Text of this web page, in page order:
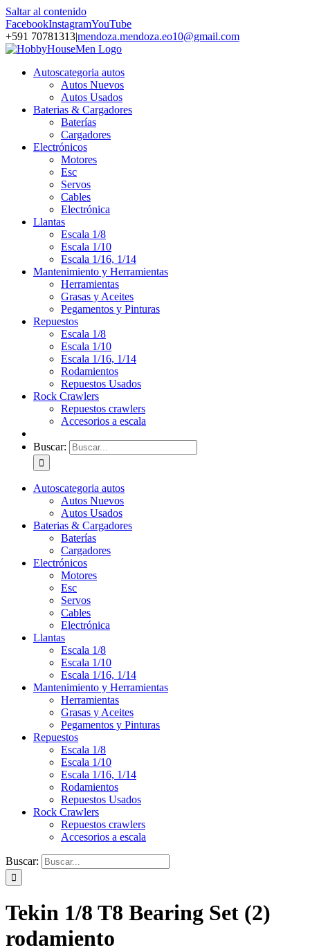
Saltar al contenido
FacebookInstagramYouTube
+591 70781313|mendoza.mendoza.eo10@gmail.com
Autoscategoria autos
Autos Nuevos
Autos Usados
Baterias & Cargadores
Baterías
Cargadores
Electrónicos
Motores
Esc
Servos
Cables
Electrónica
Llantas
Escala 1/8
Escala 1/10
Escala 1/16, 1/14
Mantenimiento y Herramientas
Herramientas
Grasas y Aceites
Pegamentos y Pinturas
Repuestos
Escala 1/8
Escala 1/10
Escala 1/16, 1/14
Rodamientos
Repuestos Usados
Rock Crawlers
Repuestos crawlers
Accesorios a escala
Buscar:
Autoscategoria autos
Autos Nuevos
Autos Usados
Baterias & Cargadores
Baterías
Cargadores
Electrónicos
Motores
Esc
Servos
Cables
Electrónica
Llantas
Escala 1/8
Escala 1/10
Escala 1/16, 1/14
Mantenimiento y Herramientas
Herramientas
Grasas y Aceites
Pegamentos y Pinturas
Repuestos
Escala 1/8
Escala 1/10
Escala 1/16, 1/14
Rodamientos
Repuestos Usados
Rock Crawlers
Repuestos crawlers
Accesorios a escala
Buscar:
Tekin 1/8 T8 Bearing Set (2)
rodamiento